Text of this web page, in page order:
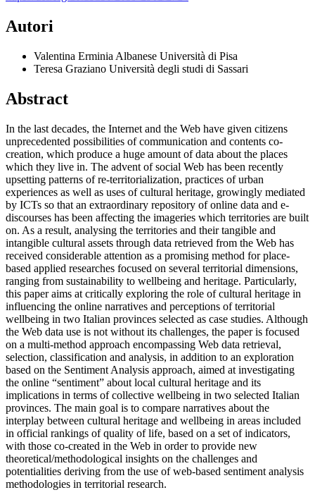
Autori
Valentina Erminia Albanese Università di Pisa
Teresa Graziano Università degli studi di Sassari
Abstract
In the last decades, the Internet and the Web have given citizens
unprecedented possibilities of communication and contents co-
creation, which produce a huge amount of data about the places
which they live in. The advent of social Web has been recently
upsetting patterns of re-territorialization, practices of urban
experiences as well as uses of cultural heritage, growingly mediated
by ICTs so that an extraordinary repository of online data and e-
discourses has been affecting the imageries which territories are built
on. As a result, analysing the territories and their tangible and
intangible cultural assets through data retrieved from the Web has
received considerable attention as a promising method for place-
based applied researches focused on several territorial dimensions,
ranging from sustainability to wellbeing and heritage. Particularly,
this paper aims at critically exploring the role of cultural heritage in
influencing the online narratives and perceptions of territorial
wellbeing in two Italian provinces selected as case studies. Although
the Web data use is not without its challenges, the paper is focused
on a multi-method approach encompassing Web data retrieval,
selection, classification and analysis, in addition to an exploration
based on the Sentiment Analysis approach, aimed at investigating
the online “sentiment” about local cultural heritage and its
implications in terms of collective wellbeing in two selected Italian
provinces. The main goal is to compare narratives about the
interplay between cultural heritage and wellbeing in areas included
in official rankings of quality of life, based on a set of indicators,
with those co-created in the Web in order to provide new
theoretical/methodological insights on the challenges and
potentialities deriving from the use of web-based sentiment analysis
methodologies in territorial research.